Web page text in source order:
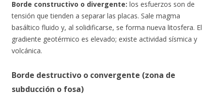
Borde constructivo o divergente: los esfuerzos son de
tensión que tienden a separar las placas. Sale magma
basáltico fluido y, al solidificarse, se forma nueva litosfera. El
gradiente geotérmico es elevado; existe actividad sísmica y
volcánica.
Borde destructivo o convergente (zona de
subducción o fosa)